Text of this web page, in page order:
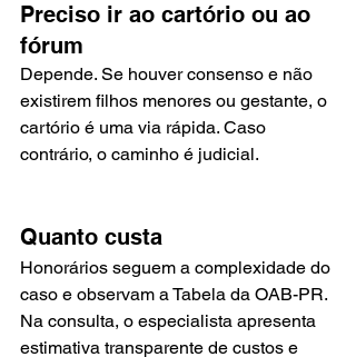
Preciso ir ao cartório ou ao
fórum
Depende. Se houver consenso e não
existirem filhos menores ou gestante, o
cartório é uma via rápida. Caso
contrário, o caminho é judicial.
Quanto custa
Honorários seguem a complexidade do
caso e observam a Tabela da OAB-PR.
Na consulta, o especialista apresenta
estimativa transparente de custos e